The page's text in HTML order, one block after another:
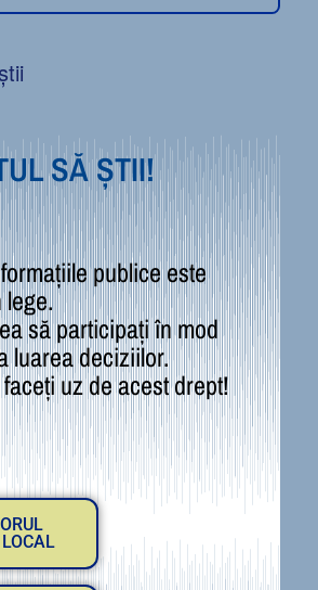
SĂ ȘTII!
publice este
lege.
să participați în mod
luarea deciziilor.
uz de acest drept!